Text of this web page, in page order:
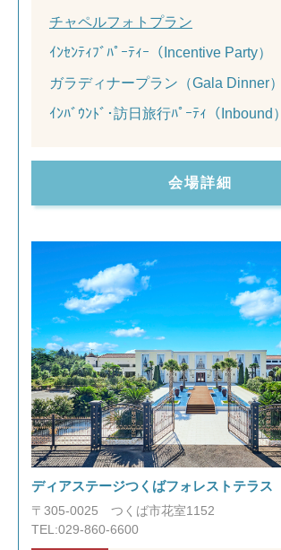
チャペルフォトプラン
ｲﾝｾﾝﾃｨﾌﾞﾊﾟｰﾃｨｰ（Incentive Party）
ガラディナープラン（Gala Dinner）
ｲﾝﾊﾞｳﾝﾄﾞ･訪日旅行ﾊﾟｰﾃｨ（Inbound）
会場詳細
ディアステージつくばフォレストテラス
〒305-0025 つくば市花室1152
TEL:029-860-6600